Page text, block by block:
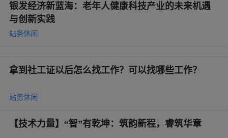
银发经济新蓝海：老年人健康科技产业的未来机遇
与创新实践
站务休闲
拿到社工证以后怎么找工作？可以找哪些工作？
站务休闲
【技术力量】“智”有乾坤：筑韵新程，睿筑华章